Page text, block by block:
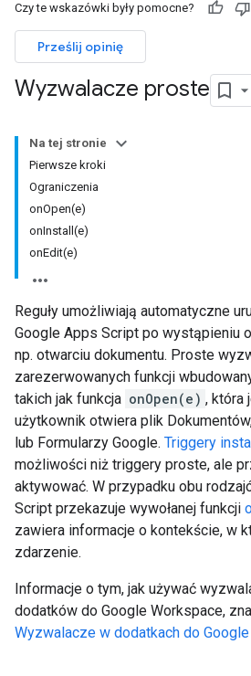
Czy te wskazówki były pomocne?
Prześlij opinię
Wyzwalacze proste
Na tej stronie
Pierwsze kroki
Ograniczenia
onOpen(e)
onInstall(e)
onEdit(e)
Reguły umożliwiają automatyczne
Google Apps Script po wystąpieniu
np. otwarciu dokumentu. Proste
zarezerwowanych funkcji
takich jak funkcja onOpen(e) , która
użytkownik otwiera plik
lub Formularzy Google. Triggery
możliwości niż triggery proste, ale
aktywować. W przypadku obu
Script przekazuje wywołanej funkcji
zawiera informacje o kontekście, w
zdarzenie.
Informacje o tym, jak używać
dodatków do Google Workspace,
Wyzwalacze w dodatkach do